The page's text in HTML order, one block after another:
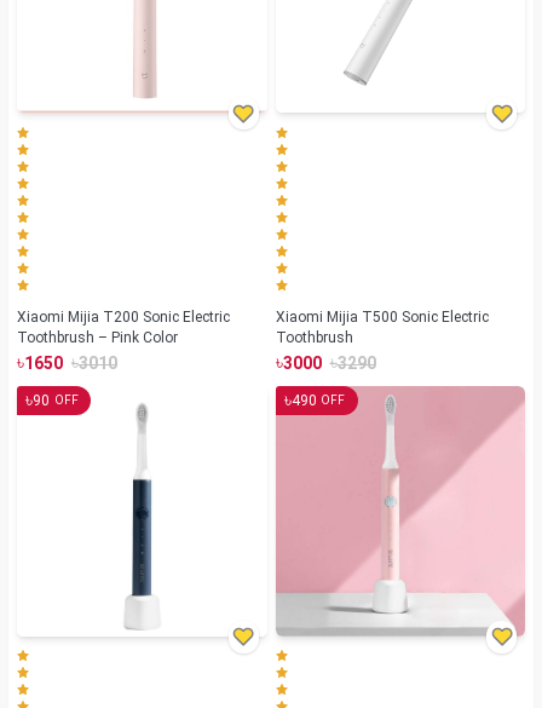
Xiaomi Mijia T200 Sonic Electric
Toothbrush – Pink Color
৳1650 ৳3010
Xiaomi Mijia T500 Sonic Electric
Toothbrush
৳3000 ৳3290
৳90 OFF ৳490 OFF